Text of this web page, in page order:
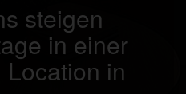
steigen
in einer
in